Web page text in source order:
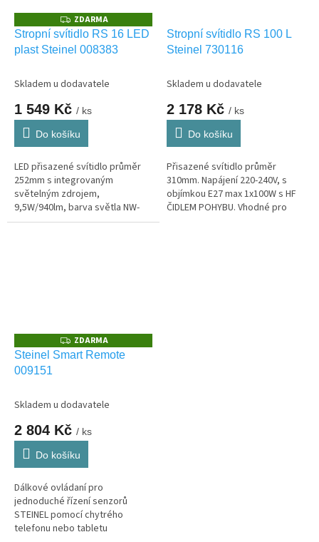
Z
D
A
R
ZDARMA
Stropní svítidlo RS 16 LED
plast Steinel 008383
Skladem u dodavatele
1 549 Kč / ks
Do košíku
LED přisazené svítidlo průměr
252mm s integrovaným
světelným zdrojem,
9,5W/940lm, barva světla NW-
neutrální bílá s HF čidlem
Stropní svítidlo RS 100 L
Steinel 730116
Skladem u dodavatele
2 178 Kč / ks
Do košíku
Přisazené svítidlo průměr
310mm. Napájení 220-240V, s
objímkou E27 max 1x100W s HF
ČIDLEM POHYBU. Vhodné pro
Z
D
A
ZDARMA
Steinel Smart Remote
009151
Skladem u dodavatele
2 804 Kč / ks
Do košíku
Dálkové ovládaní pro
jednoduché řízení senzorů
STEINEL pomocí chytrého
telefonu nebo tabletu